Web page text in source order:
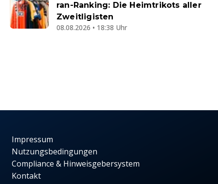
ran-Ranking: Die Heimtrikots aller
Zweitligisten
08.08.2026 • 18:38 Uhr
Impressum
Nutzungsbedingungen
Compliance & Hinweisgebersystem
Kontakt